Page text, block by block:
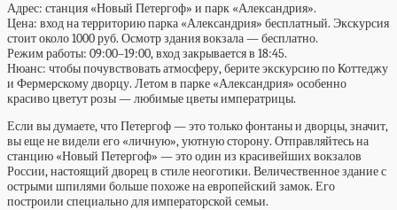
Адрес: станция «Новый Петергоф» и парк «Александрия».
Цена: вход на территорию парка «Александрия» бесплатный. Экскурсия
стоит около 1000 руб. Осмотр здания вокзала — бесплатно.
Режим работы: 09:00–19:00, вход закрывается в 18:45.
Нюанс: чтобы почувствовать атмосферу, берите экскурсию по Коттеджу
и Фермерскому дворцу. Летом в парке «Александрия» особенно
красиво цветут розы — любимые цветы императрицы.
Если вы думаете, что Петергоф — это только фонтаны и дворцы, значит,
вы еще не видели его «личную», уютную сторону. Отправляйтесь на
станцию «Новый Петергоф» — это один из красивейших вокзалов
России, настоящий дворец в стиле неоготики. Величественное здание с
острыми шпилями больше похоже на европейский замок. Его
построили специально для императорской семьи.